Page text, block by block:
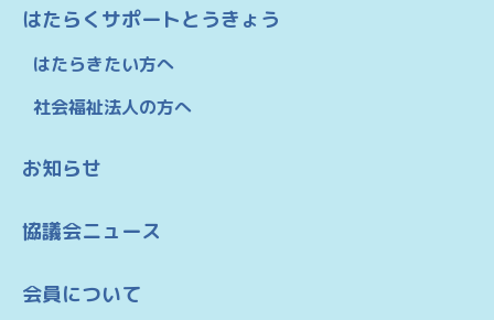
はたらくサポートとうきょう
はたらきたい方へ
社会福祉法人の方へ
お知らせ
協議会ニュース
会員について